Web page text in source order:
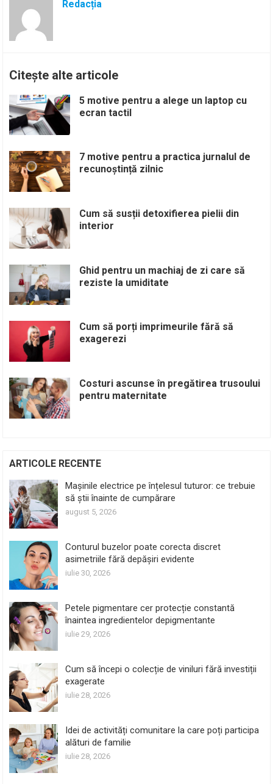
Redacția
Citește alte articole
5 motive pentru a alege un laptop cu
ecran tactil
7 motive pentru a practica jurnalul de
recunoștință zilnic
Cum să susții detoxifierea pielii din
interior
Ghid pentru un machiaj de zi care să
reziste la umiditate
Cum să porți imprimeurile fără să
exagerezi
Costuri ascunse în pregătirea trusoului
pentru maternitate
ARTICOLE RECENTE
Mașinile electrice pe înțelesul tuturor: ce trebuie
să știi înainte de cumpărare
august 5, 2026
Conturul buzelor poate corecta discret
asimetriile fără depășiri evidente
iulie 30, 2026
Petele pigmentare cer protecție constantă
înaintea ingredientelor depigmentante
iulie 29, 2026
Cum să începi o colecție de viniluri fără investiții
exagerate
iulie 28, 2026
Idei de activități comunitare la care poți participa
alături de familie
iulie 28, 2026